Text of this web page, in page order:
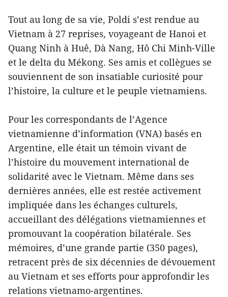
Tout au long de sa vie, Poldi s’est rendue au
Vietnam à 27 reprises, voyageant de Hanoi et
Quang Ninh à Huê, Dà Nang, Hô Chi Minh-Ville
et le delta du Mékong. Ses amis et collègues se
souviennent de son insatiable curiosité pour
l’histoire, la culture et le peuple vietnamiens.
Pour les correspondants de l’Agence
vietnamienne d’information (VNA) basés en
Argentine, elle était un témoin vivant de
l’histoire du mouvement international de
solidarité avec le Vietnam. Même dans ses
dernières années, elle est restée activement
impliquée dans les échanges culturels,
accueillant des délégations vietnamiennes et
promouvant la coopération bilatérale. Ses
mémoires, d’une grande partie (350 pages),
retracent près de six décennies de dévouement
au Vietnam et ses efforts pour approfondir les
relations vietnamo-argentines.